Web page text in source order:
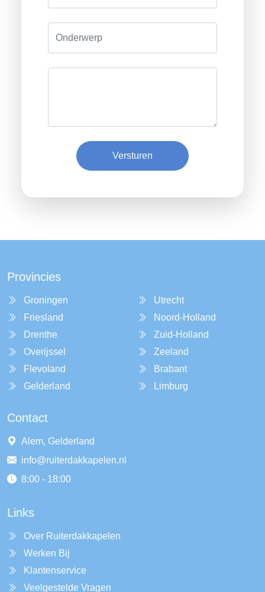
Versturen
Provincies
Groningen
Friesland
Drenthe
Overijssel
Flevoland
Gelderland
Utrecht
Noord-Holland
Zuid-Holland
Zeeland
Brabant
Limburg
Contact
Alem, Gelderland
info@ruiterdakkapelen.nl
8:00 - 18:00
Links
Over Ruiterdakkapelen
Werken Bij
Klantenservice
Veelgestelde Vragen